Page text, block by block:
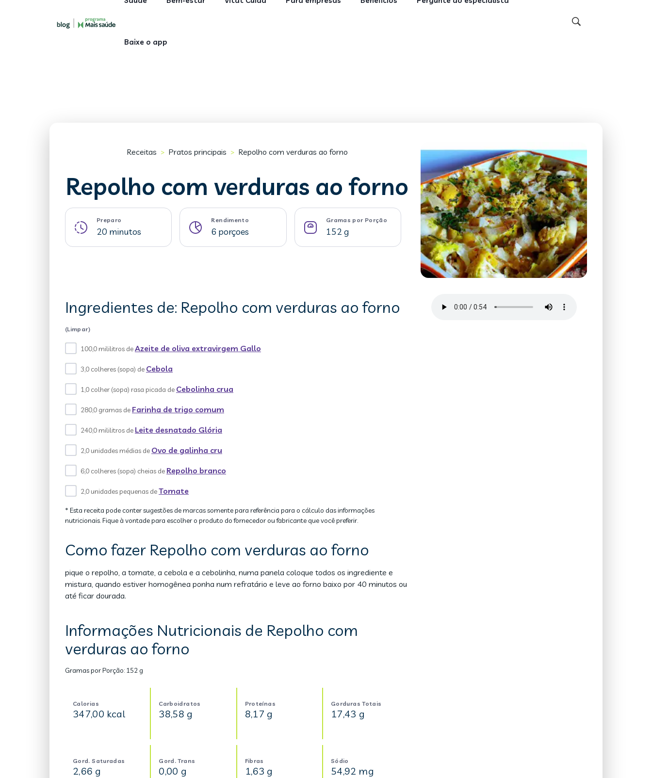
Baixe o app
Receitas > Pratos principais > Repolho com verduras ao forno
Repolho com verduras ao forno
Preparo
20 minutos
Rendimento
6 porçoes
Gramas por Porção
152 g
Ingredientes de: Repolho com verduras ao forno
(Limpar)
100,0 mililitros deAzeite de oliva extravirgem Gallo
3,0 colheres (sopa) de Cebola
1,0 colher (sopa) rasa picada de Cebolinha crua
280,0 gramas de Farinha de trigo comum
240,0 mililitros de Leite desnatado Glória
2,0 unidades médias de Ovo de galinha cru
6,0 colheres (sopa) cheias de Repolho branco
2,0 unidades pequenas deTomate
* Esta receita pode conter sugestões de marcas somente para referência para o cálculo das informações
nutricionais. Fique à vontade para escolher o produto do fornecedor ou fabricante que você preferir.
Como fazer Repolho com verduras ao forno
pique o repolho, a tomate, a cebola e a cebolinha, numa panela coloque todos os ingrediente e
mistura, quando estiver homogênea ponha num refratário e leve ao forno baixo por 40 minutos ou
até ficar dourada.
Informações Nutricionais de Repolho com
verduras ao forno
Gramas por Porção: 152 g
Calorias
347,00 kcal
Carboidratos
38,58 g
Proteínas
8,17 g
Gorduras Totais
17,43 g
Gord. Saturadas
2,66 g
Gord. Trans
0,00 g
Fibras
1,63 g
Sódio
54,92 mg